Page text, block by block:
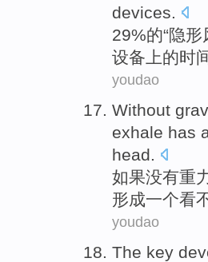
devices.
29%的“隐形
设备 上的时
youdao
Without
exhale has
head.
如果没有重
形成一个看
youdao
The key